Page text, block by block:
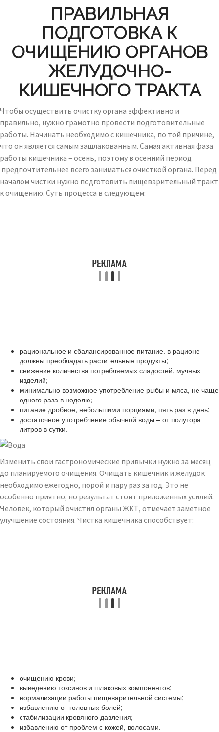
ПРАВИЛЬНАЯ
ПОДГОТОВКА К
ОЧИЩЕНИЮ ОРГАНОВ
ЖЕЛУДОЧНО-
КИШЕЧНОГО ТРАКТА
Чтобы осуществить очистку органа эффективно и
правильно, нужно грамотно провести подготовительные
работы. Начинать необходимо с кишечника, по той причине,
что он является самым зашлакованным. Самая активная фаза
работы кишечника – осень, поэтому в осенний период
предпочтительнее всего заниматься очисткой органа. Перед
началом чистки нужно подготовить пищеварительный тракт
к очищению. Суть процесса в следующем:
рациональное и сбалансированное питание, в рационе
должны преобладать растительные продукты;
снижение количества потребляемых сладостей, мучных
изделий;
минимально возможное употребление рыбы и мяса, не чаще
одного раза в неделю;
питание дробное, небольшими порциями, пять раз в день;
достаточное употребление обычной воды – от полутора
литров в сутки.
Изменить свои гастрономические привычки нужно за месяц
до планируемого очищения. Очищать кишечник и желудок
необходимо ежегодно, порой и пару раз за год. Это не
особенно приятно, но результат стоит приложенных усилий.
Человек, который очистил органы ЖКТ, отмечает заметное
улучшение состояния. Чистка кишечника способствует:
очищению крови;
выведению токсинов и шлаковых компонентов;
нормализации работы пищеварительной системы;
избавлению от головных болей;
стабилизации кровяного давления;
избавлению от проблем с кожей, волосами.